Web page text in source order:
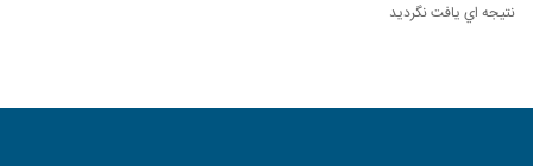
نتيجه اي يافت نگرديد